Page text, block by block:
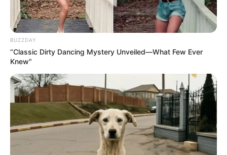
BUZZDAY
“Classic Dirty Dancing Mystery Unveiled—What Few Ever
Knew"